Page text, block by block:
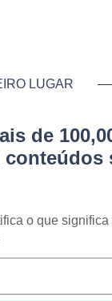
LUGAR
de
conteúdos
o que significa